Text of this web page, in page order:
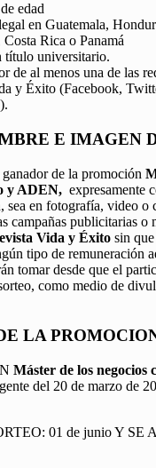
edad
en Guatemala,
Rica o Panamá
título universitario.
de al menos una de las
y Éxito (Facebook,
E IMAGEN
de la promoción
y ADEN, expresamente
sea en fotografía, video o
campañas publicitarias o
Vida y Éxito sin
tipo de remuneración
tomar desde que el
como medio de
LA
Máster de los negocios
del 20 de marzo de
01 de junio Y SE